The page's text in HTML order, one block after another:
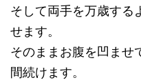
そして両手を万歳する
せます。
そのままお腹を凹ませ
間続けます。